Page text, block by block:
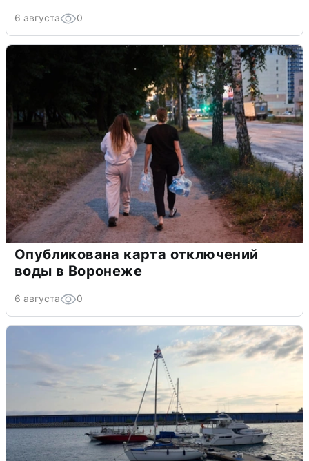
6 августа 0
Опубликована карта отключений
воды в Воронеже
6 августа 0